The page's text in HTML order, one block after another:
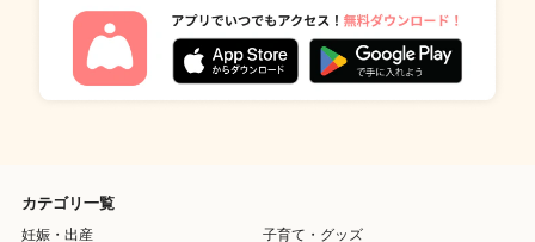
カテゴリ一覧
妊娠・出産
子育て・グッズ